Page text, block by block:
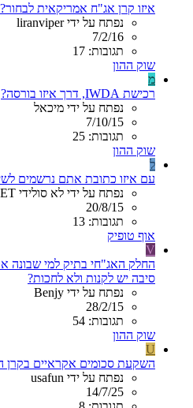
איזו קרן אג"ח אמריקאית לבחור?
נפתח על ידי liranviper
7/2/16
תגובות: 17
שוק ההון
מ
רכישת IWDA, דרך איזו בורסה?
נפתח על ידי מיכאל
7/10/15
תגובות: 25
שוק ההון
ל
עם איזו כתובת אתם נרשמים
נפתח על ידי לא סולידי YET
20/8/15
תגובות: 13
אוף טופיק
V
החלק האג"חי בתיק למי שבונה
סיבה יש לקנות ולא לחכות?
נפתח על ידי Benjy
28/2/15
תגובות: 54
שוק ההון
U
השקעת סכומים אקראיים בקרן
נפתח על ידי usafun
14/7/25